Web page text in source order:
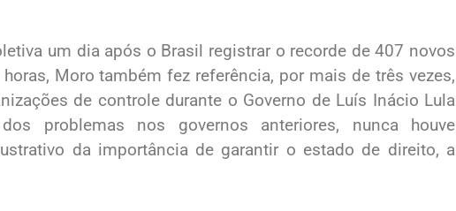
um dia após o Brasil registrar o recorde de 407 novos
Moro também fez referência, por mais de três vezes,
de controle durante o Governo de Luís Inácio Lula
problemas nos governos anteriores, nunca houve
da importância de garantir o estado de direito, a